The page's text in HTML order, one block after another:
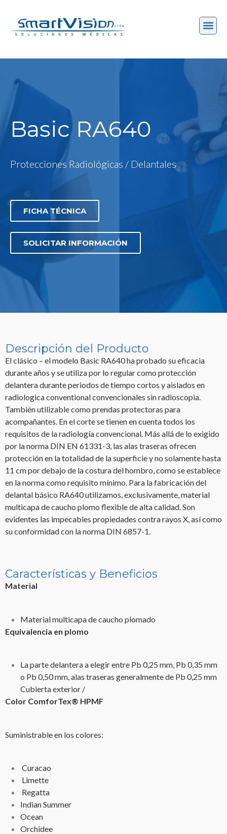
Basic RA640
Protecciones Radiológicas / Delantales
FICHA TÉCNICA
SOLICITAR INFORMACIÓN
Descripción del Producto
El clásico – el modelo Basic RA640 ha probado su eficacia
durante años y se utiliza por lo regular como protección
delantera durante periodos de tiempo cortos y aislados en
radiologica conventional convencionales sin radioscopia.
También utilizable como prendas protectoras para
acompañantes. En el corte se tienen en cuenta todos los
requisitos de la radiología convencional. Más allá de lo exigido
por la norma DIN EN 61331-3, las alas traseras ofrecen
protección en la totalidad de la superficie y no solamente hasta
11 cm por debajo de la costura del hombro, como se establece
en la norma como requisito mínimo. Para la fabricación del
delantal básico RA640 utilizamos, exclusivamente, material
multicapa de caucho plomo flexible de alta calidad. Son
evidentes las impecables propiedades contra rayos X, así como
su conformidad con la norma DIN 6857-1.
Características y Beneficios
Material
Material multicapa de caucho plomado
Equivalencia en plomo
La parte delantera a elegir entre Pb 0,25 mm, Pb 0,35 mm
o Pb 0,50 mm, alas traseras generalmente de Pb 0,25 mm
Cubierta exterior /
Color ComforTex® HPMF
Suministrable en los colores:
Curacao
Limette
Regatta
Indian Summer
Ocean
Orchidee